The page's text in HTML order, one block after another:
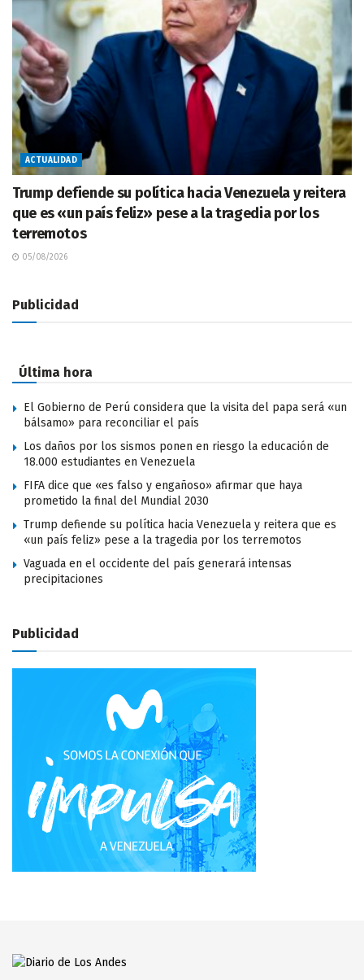
ACTUALIDAD
Trump defiende su política hacia Venezuela y reitera
que es «un país feliz» pese a la tragedia por los
terremotos
05/08/2026
Publicidad
Última hora
El Gobierno de Perú considera que la visita del papa será «un
bálsamo» para reconciliar el país
Los daños por los sismos ponen en riesgo la educación de
18.000 estudiantes en Venezuela
FIFA dice que «es falso y engañoso» afirmar que haya
prometido la final del Mundial 2030
Trump defiende su política hacia Venezuela y reitera que es
«un país feliz» pese a la tragedia por los terremotos
Vaguada en el occidente del país generará intensas
precipitaciones
Publicidad